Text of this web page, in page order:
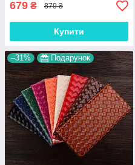
679 ₴ 879 ₴
Купити
–31% Подарунок